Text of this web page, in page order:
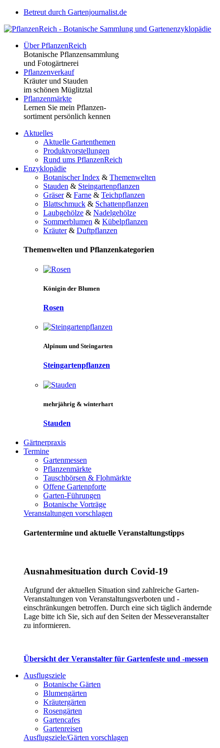
Betreut durch Gartenjournalist.de
Über PflanzenReich
Botanische Pflanzensammlung
und Fotogärtnerei
Pflanzenverkauf
Kräuter und Stauden
im schönen Müglitztal
Pflanzenmärkte
Lernen Sie mein Pflanzen-
sortiment persönlich kennen
Aktuelles
Aktuelle Gartenthemen
Produktvorstellungen
Rund ums PflanzenReich
Enzyklopädie
Botanischer Index & Themenwelten
Stauden & Steingartenpflanzen
Gräser& Farne & Teichpflanzen
Blattschmuck & Schattenpflanzen
Laubgehölze & Nadelgehölze
Sommerblumen & Kübelpflanzen
Kräuter& Duftpflanzen
Themenwelten und Pflanzenkategorien
Königin der Blumen
Rosen
Alpinum und Steingarten
Steingartenpflanzen
mehrjährig & winterhart
Stauden
Gärtnerpraxis
Termine
Gartenmessen
Pflanzenmärkte
Tauschbörsen & Flohmärkte
Offene Gartenpforte
Garten-Führungen
Botanische Vorträge
Veranstaltungen vorschlagen
Gartentermine und aktuelle Veranstaltungstipps
Ausnahmesituation durch Covid-19
Aufgrund der aktuellen Situation sind zahlreiche Garten-
Veranstaltungen von Veranstaltungsverboten und -
einschränkungen betroffen. Durch eine sich täglich ändernde
Lage bitte ich Sie, sich auf den Seiten der Messeveranstalter
zu informieren.
Übersicht der Veranstalter für Gartenfeste und -messen
Ausflugsziele
Botanische Gärten
Blumengärten
Kräutergärten
Rosengärten
Gartencafes
Gartenreisen
Ausflugsziele/Gärten vorschlagen